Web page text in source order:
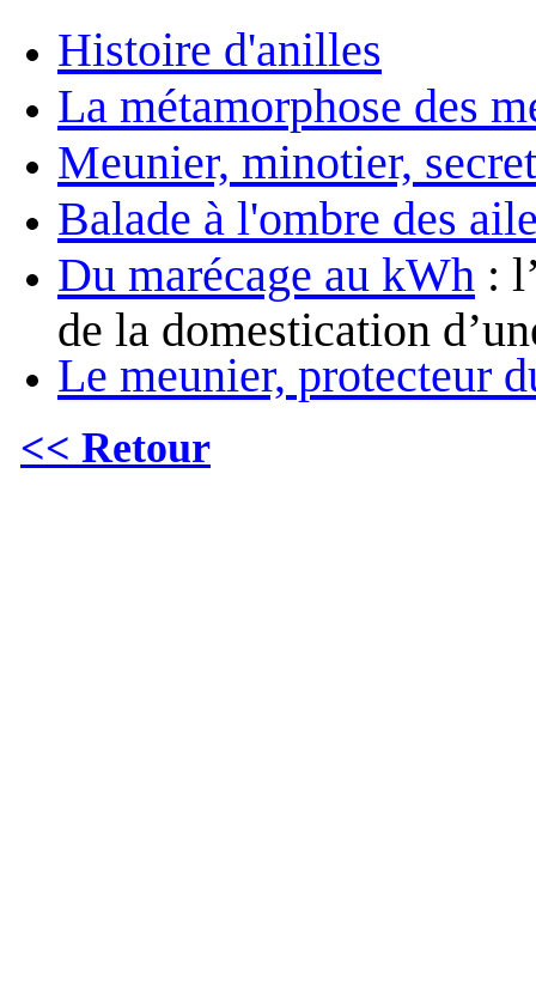
Histoire d'anilles
La métamorphose des
Meunier, minotier,
Balade à l'ombre des
Du marécage au kWh :
de la domestication
Le meunier, protecteur
<< Retour